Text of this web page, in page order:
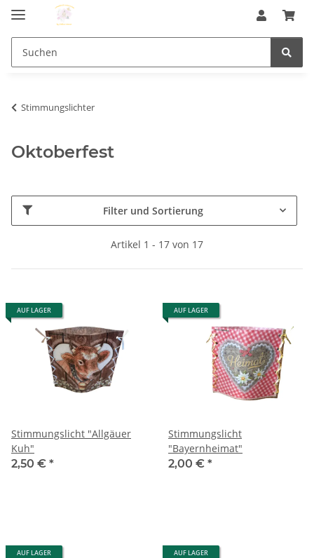
Stimmungslichter
Oktoberfest
Filter und Sortierung
Artikel 1 - 17 von 17
AUF LAGER
Stimmungslicht "Allgäuer
Kuh"
2,50 € *
AUF LAGER
Stimmungslicht
"Bayernheimat"
2,00 € *
AUF LAGER AUF LAGER